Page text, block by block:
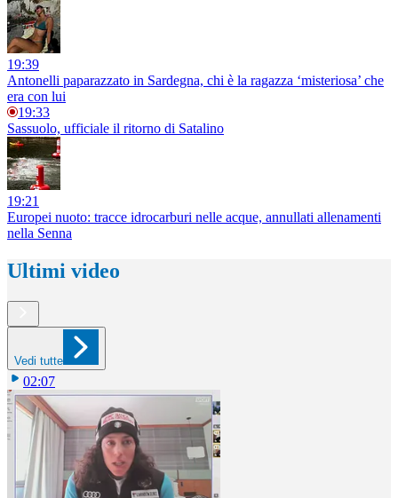
19:39
Antonelli paparazzato in Sardegna, chi è la ragazza ‘misteriosa’ che
era con lui
19:33
Sassuolo, ufficiale il ritorno di Satalino
19:21
Europei nuoto: tracce idrocarburi nelle acque, annullati allenamenti
nella Senna
Ultimi video
Vedi tutte
02:07